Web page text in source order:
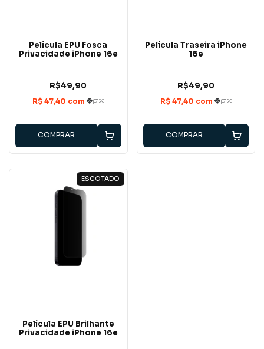
Película EPU Fosca
Privacidade iPhone 16e
R$49,90
COMPRAR
Película Traseira iPhone
16e
R$49,90
COMPRAR
ESGOTADO
Película EPU Brilhante
Privacidade iPhone 16e